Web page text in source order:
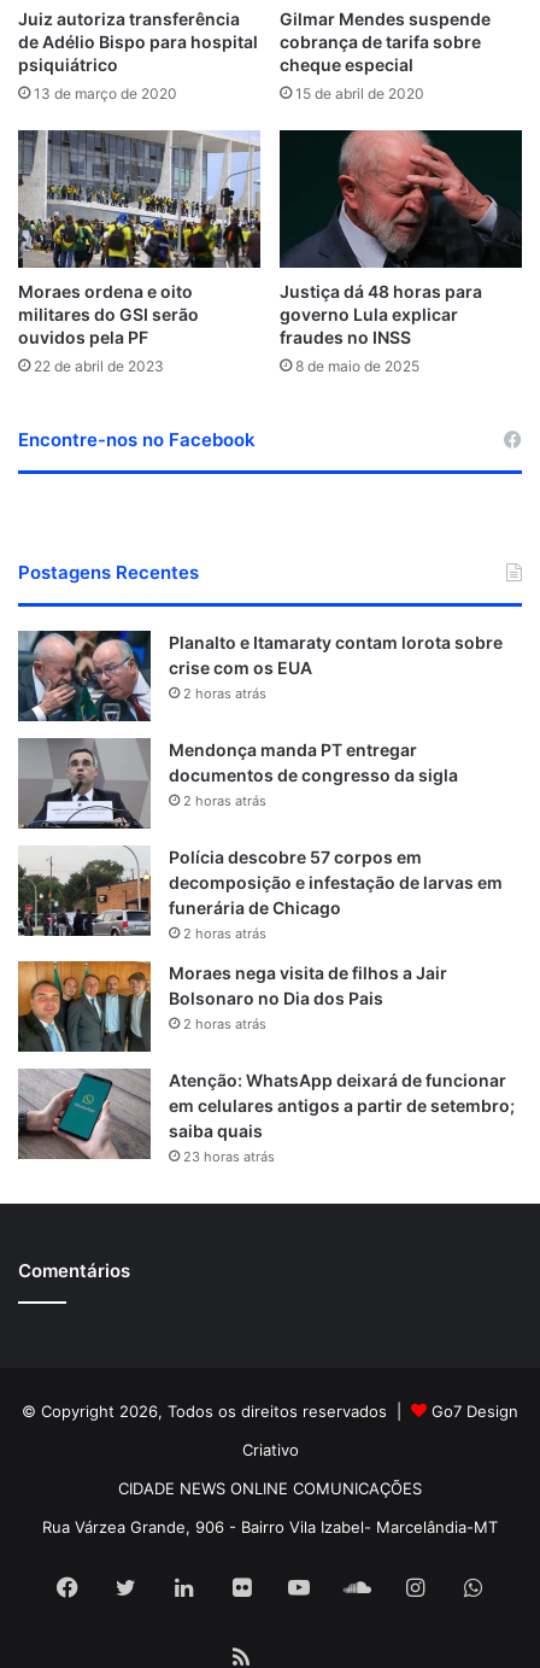
Juiz autoriza transferência
de Adélio Bispo para hospital
psiquiátrico
13 de março de 2020
Gilmar Mendes suspende
cobrança de tarifa sobre
cheque especial
15 de abril de 2020
Moraes ordena e oito
militares do GSI serão
ouvidos pela PF
22 de abril de 2023
Justiça dá 48 horas para
governo Lula explicar
fraudes no INSS
8 de maio de 2025
Encontre-nos no Facebook
Postagens Recentes
Planalto e Itamaraty contam lorota sobre
crise com os EUA
2 horas atrás
Mendonça manda PT entregar
documentos de congresso da sigla
2 horas atrás
Polícia descobre 57 corpos em
decomposição e infestação de larvas em
funerária de Chicago
2 horas atrás
Moraes nega visita de filhos a Jair
Bolsonaro no Dia dos Pais
2 horas atrás
Atenção: WhatsApp deixará de funcionar
em celulares antigos a partir de setembro;
saiba quais
23 horas atrás
Comentários
© Copyright 2026, Todos os direitos reservados |
Go7 Design
Criativo
CIDADE NEWS ONLINE COMUNICAÇÕES
Rua Várzea Grande, 906 - Bairro Vila Izabel- Marcelândia-MT
Facebook
TwitterLinkedinFlickr YouTubeSoundCloud
Instagram